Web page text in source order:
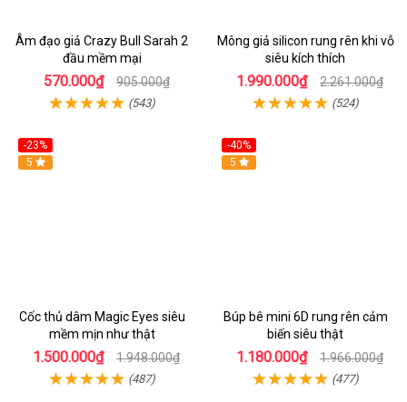
Âm đạo giả Crazy Bull Sarah 2
đầu mềm mại
570.000₫ 905.000₫
(543)
Mông giả silicon rung rên khi vỗ
siêu kích thích
1.990.000₫ 2.261.000₫
(524)
-23%
Hot
5
Cốc thủ dâm Magic Eyes siêu
mềm mịn như thật
1.500.000₫ 1.948.000₫
(487)
-40%
5
Búp bê mini 6D rung rên cảm
biến siêu thật
1.180.000₫ 1.966.000₫
(477)